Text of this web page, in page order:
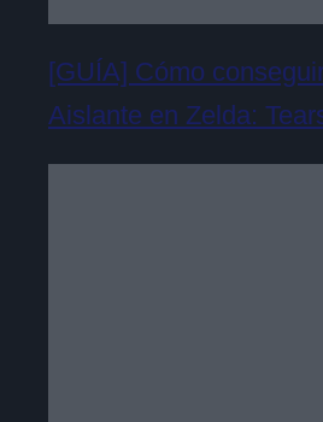
[GUÍA] Cómo
Aislante en Zelda: